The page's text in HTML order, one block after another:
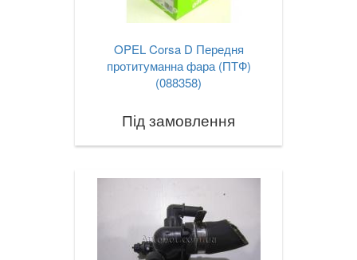
OPEL Corsa D Передня
протитуманна фара (ПТФ)
(088358)
Під замовлення